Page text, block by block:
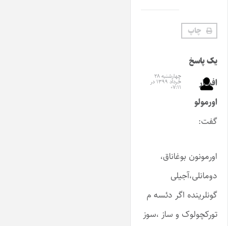
چاپ
یک پاسخ
افشار
اورمولو
گفت:
چهارشنبه ۲۸
خرداد ۱۳۹۹ در
۰۷:۱۱
اورمونون بوغاناق،
دومانلی،آجیلی
گونلرینده اگر دئسه م
تورکچولوک و ساز ،سوز